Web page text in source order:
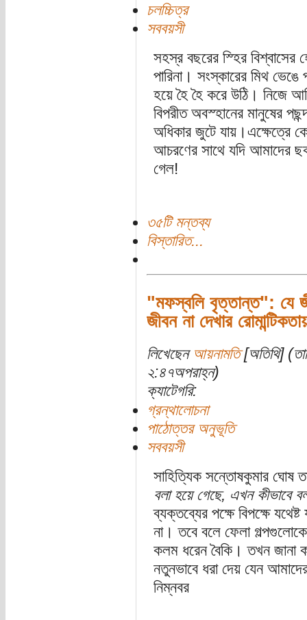
চলচ্চিত্র
সববয়সী
সহস্র বছরের স্হির
পারিনা। সংস্কারের মিথ
হয়ে হৈ হৈ করে উঠি। নিজে
বিপরীত অবস্হানের মানুষের
অধিকার জুটে যায়।এক্ষেত্রে
আচরণের সাথে যদি আমাদের
গেল!
৩৫টি মন্তব্য
বিস্তারিত...
"মফস্বলি বৃত্তান্ত": যে
জীবন না দেখার
লিখেছেন আয়নামতি[অতিথি]
২:৪৭অপরাহ্ন)
ক্যাটেগরি:
গ্রন্থালোচনা
পাঠোত্তর অনুভূতি
সববয়সী
সাহিত্যিক সন্তোষকুমার ঘোষ
বলা হয়ে গেছে, এখন কীভাবে
ব্যক্তব্যের পক্ষে বিপক্ষে
না। তবে বলে ফেলা
কলম ধরেন বৈকি। তখন জানা
নতুনভাবে ধরা দেয় যেন
নিম্নবর